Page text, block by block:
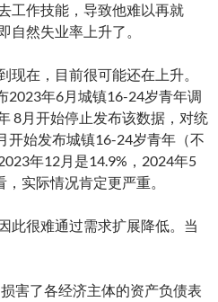
工作技能，导致他难以再就
自然失业率上升了。
现在，目前很可能还在上升。
2023年6月城镇16-24岁青年调
8月开始停止发布该数据，对统
开始发布城镇16-24岁青年（不
年12月是14.9%，2024年5
实际情况肯定更严重。
此很难通过需求扩展降低。当
害了各经济主体的资产负债表